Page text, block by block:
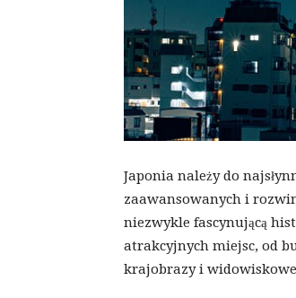
Japonia należy do
zaawansowanych i
niezwykle fascynującą
atrakcyjnych miejsc, od
krajobrazy i